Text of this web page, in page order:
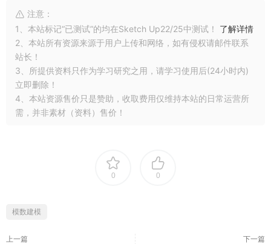
注意：
1、本站标记“已测试”的均在Sketch Up22/25中测试！ 了解详情
2、本站所有资源来源于用户上传和网络，如有侵权请邮件联系
站长！
3、所提供资料只作为学习研究之用，请学习使用后(24小时内)
立即删除！
4、本站资源售价只是赞助，收取费用仅维持本站的日常运营所
需，并非素材（资料）售价！
0 0
模数建模
上一篇 下一篇